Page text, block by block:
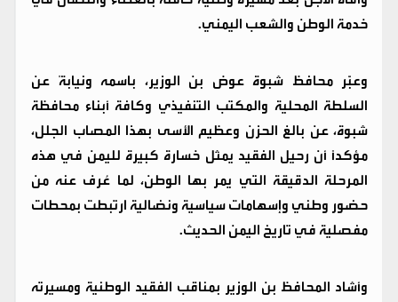
خدمة الوطن والشعب اليمني.
وعبّر محافظ شبوة عوض بن الوزير، باسمه ونيابةً عن
السلطة المحلية والمكتب التنفيذي وكافة أبناء محافظة
شبوة، عن بالغ الحزن وعظيم الأسى بهذا المصاب الجلل،
مؤكدًا أن رحيل الفقيد يمثل خسارة كبيرة لليمن في هذه
المرحلة الدقيقة التي يمر بها الوطن، لما عُرف عنه من
حضور وطني وإسهامات سياسية ونضالية ارتبطت بمحطات
مفصلية في تاريخ اليمن الحديث.
وأشاد المحافظ بن الوزير بمناقب الفقيد الوطنية ومسيرته